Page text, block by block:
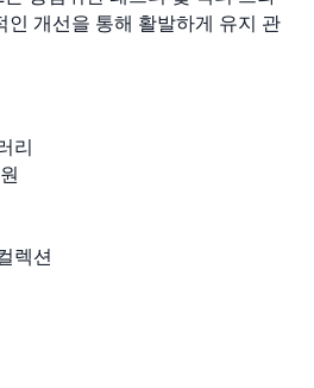
인 개선을 통해 활발하게 유지 관
리
렉션